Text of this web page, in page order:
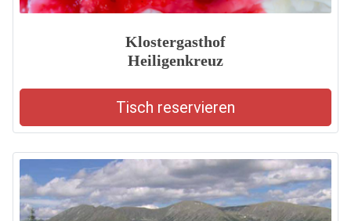
Klostergasthof
Heiligenkreuz
Tisch reservieren